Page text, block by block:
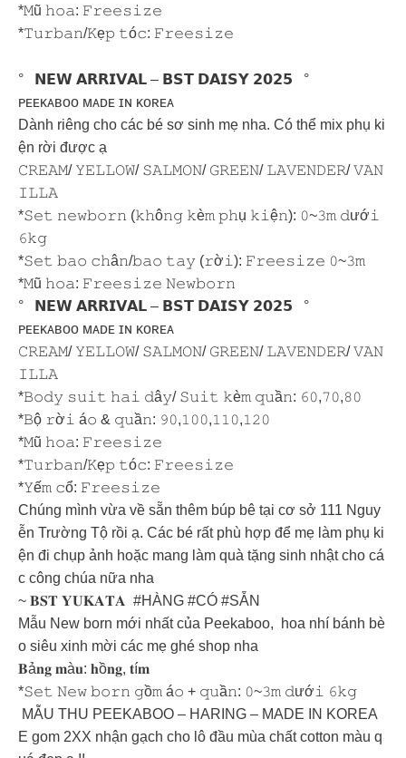
*𝙼ũ 𝚑𝚘𝚊: 𝙵𝚛𝚎𝚎𝚜𝚒𝚣𝚎
*𝚃𝚞𝚛𝚋𝚊𝚗/𝙺ẹ𝚙 𝚝ó𝚌: 𝙵𝚛𝚎𝚎𝚜𝚒𝚣𝚎
° 𝗡𝗘𝗪 𝗔𝗥𝗥𝗜𝗩𝗔𝗟 – 𝗕𝗦𝗧 𝗗𝗔𝗜𝗦𝗬 𝟮𝟬𝟮𝟱 °
ᴘᴇᴇᴋᴀʙᴏᴏ ᴍᴀᴅᴇ ɪɴ ᴋᴏʀᴇᴀ
Dành riêng cho các bé sơ sinh mẹ nha. Có thể mix phụ ki
ện rời được ạ
𝙲𝚁𝙴𝙰𝙼/ 𝚈𝙴𝙻𝙻𝙾𝚆/ 𝚂𝙰𝙻𝙼𝙾𝙽/ 𝙶𝚁𝙴𝙴𝙽/ 𝙻𝙰𝚅𝙴𝙽𝙳𝙴𝚁/ 𝚅𝙰𝙽
𝙸𝙻𝙻𝙰
*𝚂𝚎𝚝 𝚗𝚎𝚠𝚋𝚘𝚛𝚗 (𝚔𝚑ô𝚗𝚐 𝚔è𝚖 𝚙𝚑ụ 𝚔𝚒ệ𝚗): 𝟶~𝟹𝚖 𝚍ướ𝚒
𝟼𝚔𝚐
*𝚂𝚎𝚝 𝚋𝚊𝚘 𝚌𝚑â𝚗/𝚋𝚊𝚘 𝚝𝚊𝚢 (𝚛ờ𝚒): 𝙵𝚛𝚎𝚎𝚜𝚒𝚣𝚎 𝟶~𝟹𝚖
*𝙼ũ 𝚑𝚘𝚊: 𝙵𝚛𝚎𝚎𝚜𝚒𝚣𝚎 𝙽𝚎𝚠𝚋𝚘𝚛𝚗
° 𝗡𝗘𝗪 𝗔𝗥𝗥𝗜𝗩𝗔𝗟 – 𝗕𝗦𝗧 𝗗𝗔𝗜𝗦𝗬 𝟮𝟬𝟮𝟱 °
ᴘᴇᴇᴋᴀʙᴏᴏ ᴍᴀᴅᴇ ɪɴ ᴋᴏʀᴇᴀ
𝙲𝚁𝙴𝙰𝙼/ 𝚈𝙴𝙻𝙻𝙾𝚆/ 𝚂𝙰𝙻𝙼𝙾𝙽/ 𝙶𝚁𝙴𝙴𝙽/ 𝙻𝙰𝚅𝙴𝙽𝙳𝙴𝚁/ 𝚅𝙰𝙽
𝙸𝙻𝙻𝙰
*𝙱𝚘𝚍𝚢 𝚜𝚞𝚒𝚝 𝚑𝚊𝚒 𝚍â𝚢/ 𝚂𝚞𝚒𝚝 𝚔è𝚖 𝚚𝚞ầ𝚗: 𝟼𝟶,𝟽𝟶,𝟾𝟶
*𝙱ộ 𝚛ờ𝚒 á𝚘 & 𝚚𝚞ầ𝚗: 𝟿𝟶,𝟷𝟶𝟶,𝟷𝟷𝟶,𝟷𝟸𝟶
*𝙼ũ 𝚑𝚘𝚊: 𝙵𝚛𝚎𝚎𝚜𝚒𝚣𝚎
*𝚃𝚞𝚛𝚋𝚊𝚗/𝙺ẹ𝚙 𝚝ó𝚌: 𝙵𝚛𝚎𝚎𝚜𝚒𝚣𝚎
*𝚈ế𝚖 𝚌ổ: 𝙵𝚛𝚎𝚎𝚜𝚒𝚣𝚎
Chúng mình vừa về sẵn thêm búp bê tại cơ sở 111 Nguy
ễn Trường Tộ rồi ạ. Các bé rất phù hợp để mẹ làm phụ ki
ện đi chụp ảnh hoặc mang làm quà tặng sinh nhật cho cá
c công chúa nữa nha
~ 𝐁𝐒𝐓 𝐘𝐔𝐊𝐀𝐓𝐀 #HÀNG #CÓ #SẴN
Mẫu New born mới nhất của Peekaboo, hoa nhí bánh bè
o siêu xinh mời các mẹ ghé shop nha
𝐁ả𝐧𝐠 𝐦à𝐮: 𝐡ồ𝐧𝐠, 𝐭í𝐦
*𝚂𝚎𝚝 𝙽𝚎𝚠 𝚋𝚘𝚛𝚗 𝚐ồ𝚖 á𝚘 + 𝚚𝚞ầ𝚗: 𝟶~𝟹𝚖 𝚍ướ𝚒 𝟼𝚔𝚐
MẪU THU PEEKABOO – HARING – MADE IN KOREA
E gom 2XX nhận gạch cho lô đầu mùa chất cotton màu q